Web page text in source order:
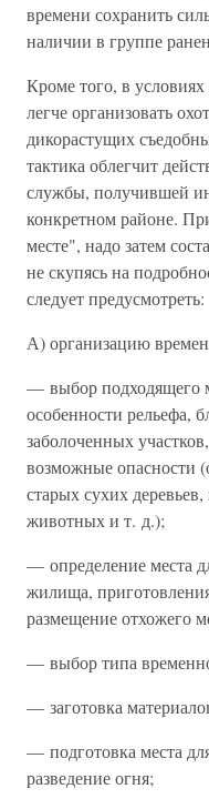
времени сохранить
наличии в группе
Кроме того, в
легче организовать
дикорастущих
тактика облегчит
службы, получившей
конкретном районе.
месте", надо затем
не скупясь на
следует предусмотреть:
А) организацию
— выбор подходящего
особенности рельефа,
заболоченных
возможные опасности
старых сухих
животных и т. д.);
— определение места
жилища,
размещение отхожего
— выбор типа
— заготовка
— подготовка места
разведение огня;